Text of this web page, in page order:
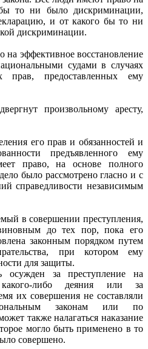
то ни было дискриминации,
и от какого бы то ни
дискриминации.
на эффективное восстановление
судами в случаях
прав, предоставленных ему
произвольному аресту,
его прав и обязанностей и
предъявленного ему
право, на основе полного
было рассмотрено гласно и с
справедливости независимым
в совершении преступления,
до тех пор, пока его
законным порядком путем
при котором ему
для защиты.
за преступление на
либо деяния или за
их совершения не составляли
законам или по
также налагаться наказание
могло быть применено в то
совершено.